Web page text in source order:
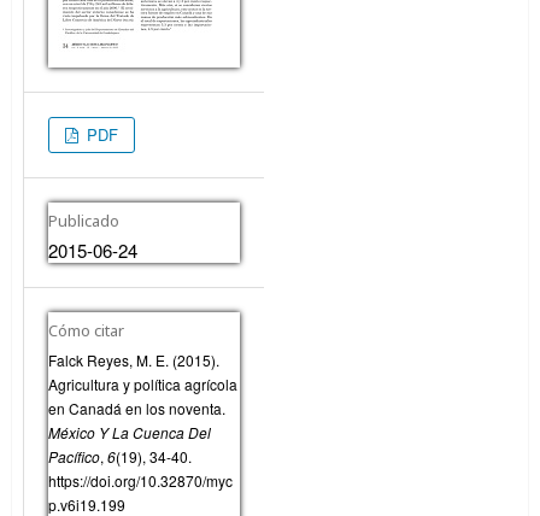
PDF
Publicado
2015-06-24
Cómo citar
Falck Reyes, M. E. (2015).
Agricultura y política agrícola
en Canadá en los noventa.
México Y La Cuenca Del
Pacífico, 6(19), 34-40.
https://doi.org/10.32870/myc
p.v6i19.199